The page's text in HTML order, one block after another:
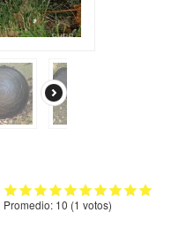
Promedio: 10 (1 votos)